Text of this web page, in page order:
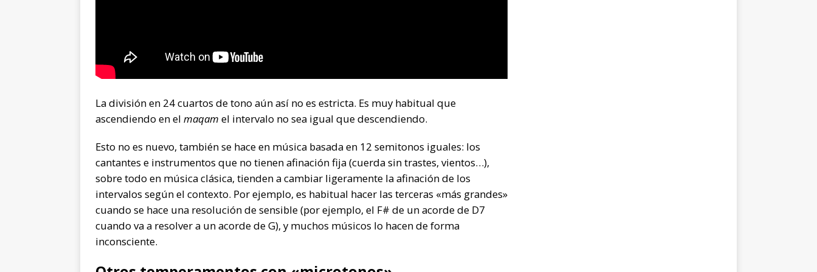
La división en 24 cuartos de tono aún así no es estricta. Es muy habitual que
ascendiendo en el maqam el intervalo no sea igual que descendiendo.
Esto no es nuevo, también se hace en música basada en 12 semitonos iguales: los
cantantes e instrumentos que no tienen afinación fija (cuerda sin trastes, vientos…),
sobre todo en música clásica, tienden a cambiar ligeramente la afinación de los
intervalos según el contexto. Por ejemplo, es habitual hacer las terceras «más grandes»
cuando se hace una resolución de sensible (por ejemplo, el F# de un acorde de D7
cuando va a resolver a un acorde de G), y muchos músicos lo hacen de forma
inconsciente.